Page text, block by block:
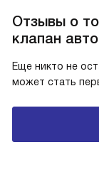
Отзывы о
клапан
Еще никто не
может стать